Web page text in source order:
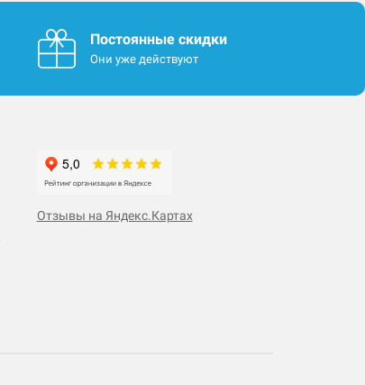
Постоянные скидки
Они уже действуют
Отзывы на Яндекс.Картах